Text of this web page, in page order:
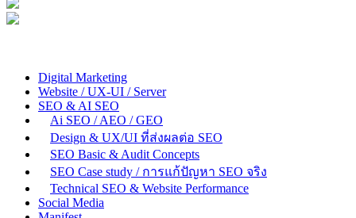
Digital Marketing
Website / UX-UI / Server
SEO & AI SEO
Ai SEO / AEO / GEO
Design & UX/UI ที่ส่งผลต่อ SEO
SEO Basic & Audit Concepts
SEO Case study / การแก้ปัญหา SEO จริง
Technical SEO & Website Performance
Social Media